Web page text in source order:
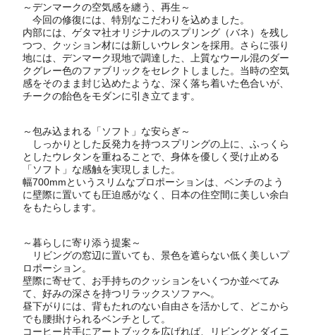
～デンマークの空気感を纏う、再生～
今回の修復には、特別なこだわりを込めました。
内部には、ゲタマ社オリジナルのスプリング（バネ）を残し
つつ、クッション材には新しいウレタンを採用。さらに張り
地には、デンマーク現地で調達した、上質なウール混のダー
クグレー色のファブリックをセレクトしました。当時の空気
感をそのまま封じ込めたような、深く落ち着いた色合いが、
チークの飴色をモダンに引き立てます。
～包み込まれる「ソフト」な安らぎ～
しっかりとした反発力を持つスプリングの上に、ふっくら
としたウレタンを重ねることで、身体を優しく受け止める
「ソフト」な感触を実現しました。
幅700mmというスリムなプロポーションは、ベンチのよう
に壁際に置いても圧迫感がなく、日本の住空間に美しい余白
をもたらします。
～暮らしに寄り添う提案～
リビングの窓辺に置いても、景色を遮らない低く美しいプ
ロポーション。
壁際に寄せて、お手持ちのクッションをいくつか並べてみ
て、好みの深さを持つリラックスソファへ。
昼下がりには、背もたれのない自由さを活かして、どこから
でも腰掛けられるベンチとして。
コーヒー片手にアートブックを広げれば、リビングとダイニ